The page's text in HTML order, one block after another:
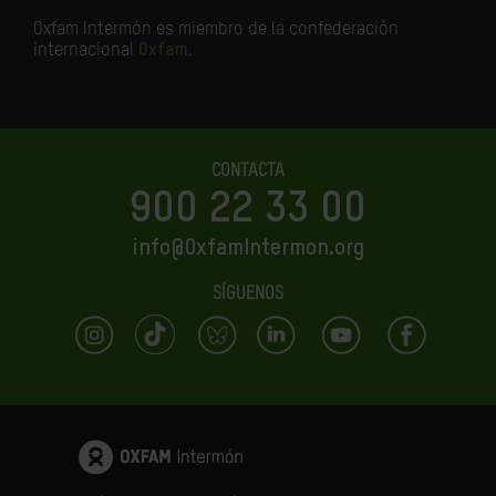
Oxfam Intermón es miembro de la confederación
internacional Oxfam.
CONTACTA
900 22 33 00
info@OxfamIntermon.org
SÍGUENOS